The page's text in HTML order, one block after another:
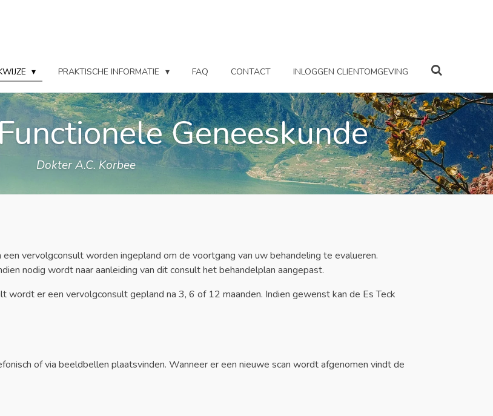
PRAKTISCHE INFORMATIE FAQ CONTACT INLOGGEN CLIENTOMGEVING
Geneeskunde
Dokter A.C. Korbee
vervolgconsult worden ingepland om de voortgang van uw behandeling te evalueren.
nodig wordt naar aanleiding van dit consult het behandelplan aangepast.
wordt er een vervolgconsult gepland na 3, 6 of 12 maanden. Indien gewenst kan de Es Teck
of via beeldbellen plaatsvinden. Wanneer er een nieuwe scan wordt afgenomen vindt de